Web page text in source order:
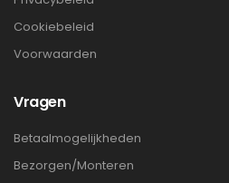
Cookiebeleid
Voorwaarden
Vragen
Betaalmogelijkheden
Bezorgen/Monteren